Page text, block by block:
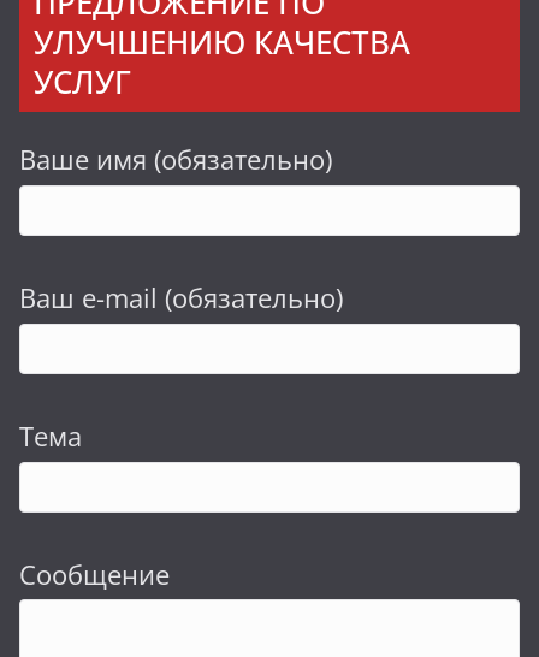
УЛУЧШЕНИЮ КАЧЕСТВА
УСЛУГ
Ваше имя (обязательно)
Ваш e-mail (обязательно)
Тема
Сообщение